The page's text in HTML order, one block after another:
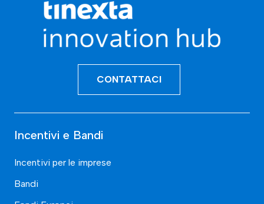
CONTATTACI
Incentivi e Bandi
Incentivi per le imprese
Bandi